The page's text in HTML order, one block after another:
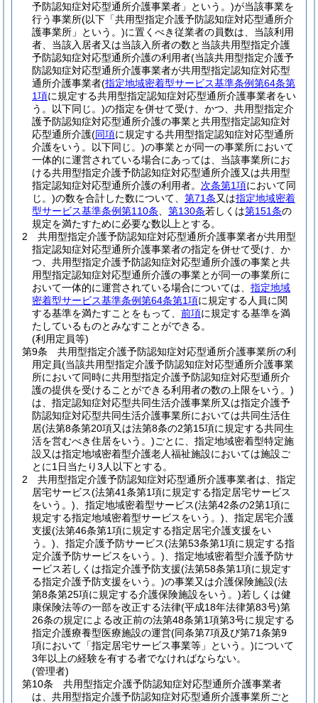
予防認知症対応型通所介護事業者」という。)が当該事業を
行う事業所(以下「共用型指定介護予防認知症対応型通所介
護事業所」という。)に置くべき従業者の員数は、当該利用
者、当該入居者又は当該入所者の数と当該共用型指定介護
予防認知症対応型通所介護の利用者(当該共用型指定介護予
防認知症対応型通所介護事業者が共用型指定認知症対応型
通所介護事業者(指定地域密着型サービス基準条例第64条第
1項に規定する共用型指定認知症対応型通所介護事業者をい
う。以下同じ。)の指定を併せて受け、かつ、共用型指定介
護予防認知症対応型通所介護の事業と共用型指定認知症対
応型通所介護(同項に規定する共用型指定認知症対応型通所
介護をいう。以下同じ。)の事業とが同一の事業所において
一体的に運営されている場合にあっては、当該事業所にお
ける共用型指定介護予防認知症対応型通所介護又は共用型
指定認知症対応型通所介護の利用者。 次条第1項において同
じ。)の数を合計した数について、 第71条又は指定地域密着
型サービス基準条例第110条
第130条若しくは第151条の
規定を満たすために必要な数以上とする。
2
共用型指定介護予防認知症対応型通所介護事業者が共用型
指定認知症対応型通所介護事業者の指定を併せて受け、か
つ、共用型指定介護予防認知症対応型通所介護の事業と共
用型指定認知症対応型通所介護の事業とが同一の事業所に
おいて一体的に運営されている場合については、 指定地域
密着型サービス基準条例第64条第1項に規定する人員に関
する基準を満たすことをもって、 前項に規定する基準を満
たしているものとみなすことができる。
(利用定員等)
第9条
共用型指定介護予防認知症対応型通所介護事業所の利
用定員(当該共用型指定介護予防認知症対応型通所介護事業
所において同時に共用型指定介護予防認知症対応型通所介
護の提供を受けることができる利用者の数の上限をいう。)
は、指定認知症対応型共同生活介護事業所又は指定介護予
防認知症対応型共同生活介護事業所においては共同生活住
居(法第8条第20項又は法第8条の2第15項に規定する共同生
活を営むべき住居をいう。)ごとに、指定地域密着型特定施
設又は指定地域密着型介護老人福祉施設においては施設ご
とに1日当たり3人以下とする。
2
共用型指定介護予防認知症対応型通所介護事業者は、指定
居宅サービス(法第41条第1項に規定する指定居宅サービス
をいう。) 、指定地域密着型サービス(法第42条の2第1項に
規定する指定地域密着型サービスをいう。) 、指定居宅介護
支援(法第46条第1項に規定する指定居宅介護支援をい
う。) 、指定介護予防サービス(法第53条第1項に規定する指
定介護予防サービスをいう。) 、指定地域密着型介護予防サ
ービス若しくは指定介護予防支援(法第58条第1項に規定す
る指定介護予防支援をいう。)の事業又は介護保険施設(法
第8条第25項に規定する介護保険施設をいう。)若しくは健
康保険法等の一部を改正する法律(平成18年法律第83号)第
26条の規定による改正前の法第48条第1項第3号に規定する
指定介護療養型医療施設の運営(同条第7項及び第71条第9
項において「指定居宅サービス事業等」という。)について
3年以上の経験を有する者でなければならない。
(管理者)
第10条
共用型指定介護予防認知症対応型通所介護事業者
は、共用型指定介護予防認知症対応型通所介護事業所ごと